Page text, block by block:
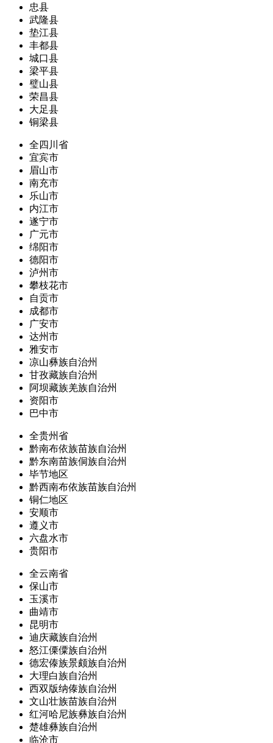
忠县
武隆县
垫江县
丰都县
城口县
梁平县
璧山县
荣昌县
大足县
铜梁县
全四川省
宜宾市
眉山市
南充市
乐山市
内江市
遂宁市
广元市
绵阳市
德阳市
泸州市
攀枝花市
自贡市
成都市
广安市
达州市
雅安市
凉山彝族自治州
甘孜藏族自治州
阿坝藏族羌族自治州
资阳市
巴中市
全贵州省
黔南布依族苗族自治州
黔东南苗族侗族自治州
毕节地区
黔西南布依族苗族自治州
铜仁地区
安顺市
遵义市
六盘水市
贵阳市
全云南省
保山市
玉溪市
曲靖市
昆明市
迪庆藏族自治州
怒江傈僳族自治州
德宏傣族景颇族自治州
大理白族自治州
西双版纳傣族自治州
文山壮族苗族自治州
红河哈尼族彝族自治州
楚雄彝族自治州
临沧市